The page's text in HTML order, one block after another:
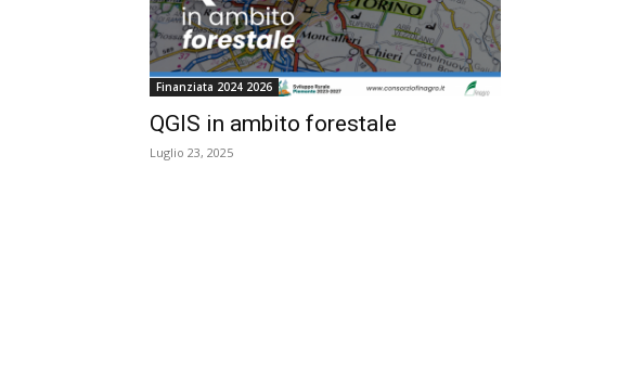
Finanziata 2024 2026
QGIS in ambito forestale
Luglio 23, 2025